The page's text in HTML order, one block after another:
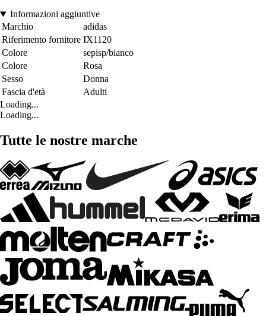
Informazioni aggiuntive
Marchio
adidas
Riferimento fornitore IX1120
Colore
sepisp/bianco
Colore
Rosa
Sesso
Donna
Fascia d'età
Adulti
Loading...
Loading...
Tutte le nostre marche